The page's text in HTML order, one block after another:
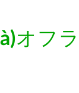
オフ